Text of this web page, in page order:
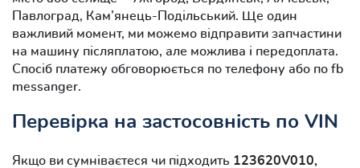
Павлоград, Кам’янець-Подільський. Ще один
важливий момент, ми можемо відправити запчастини
на машину післяплатою, але можлива і передоплата.
Спосіб платежу обговорюється по телефону або по fb
messanger.
Перевірка на застосовність по VIN
Якщо ви сумніваєтеся чи підходить 123620V010,